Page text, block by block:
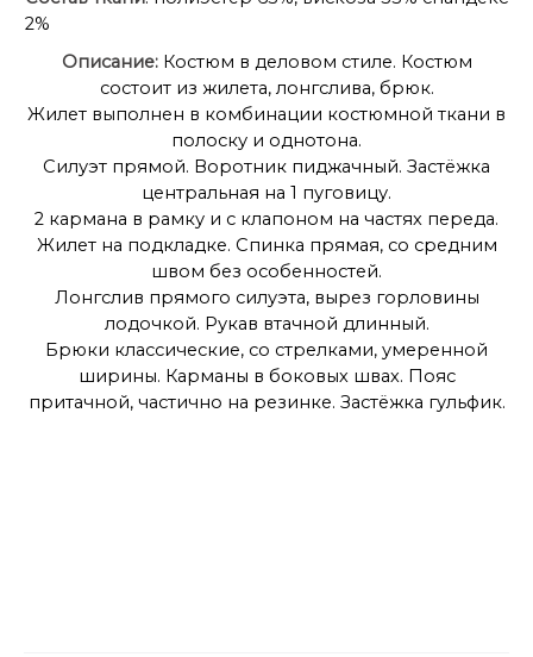
2%
Описание: Костюм в деловом стиле. Костюм
состоит из жилета, лонгслива, брюк.
Жилет выполнен в комбинации костюмной ткани в
полоску и однотона.
Силуэт прямой. Воротник пиджачный. Застёжка
центральная на 1 пуговицу.
2 кармана в рамку и с клапоном на частях переда.
Жилет на подкладке. Спинка прямая, со средним
швом без особенностей.
Лонгслив прямого силуэта, вырез горловины
лодочкой. Рукав втачной длинный.
Брюки классические, со стрелками, умеренной
ширины. Карманы в боковых швах. Пояс
притачной, частично на резинке. Застёжка гульфик.